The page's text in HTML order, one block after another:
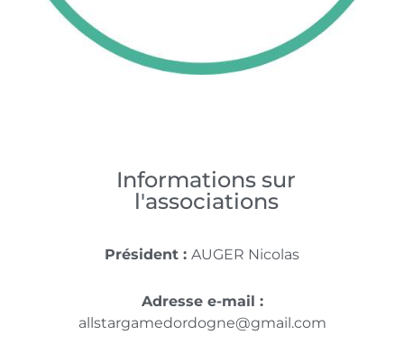
Informations sur
l'associations
Président : AUGER Nicolas
Adresse e-mail :
allstargamedordogne@gmail.com